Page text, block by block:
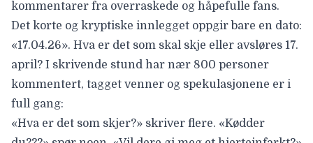
kommentarer fra overraskede og håpefulle fans.
Det korte og kryptiske innlegget oppgir bare en dato:
«17.04.26». Hva er det som skal skje eller avsløres 17.
april? I skrivende stund har nær 800 personer
kommentert, tagget venner og spekulasjonene er i
full gang:
«Hva er det som skjer?» skriver flere. «Kødder